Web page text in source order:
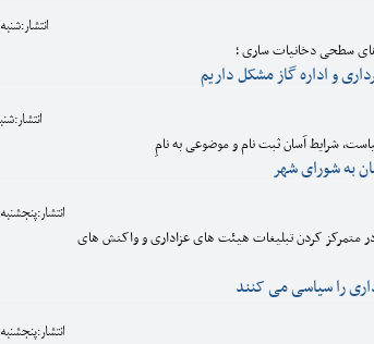
انتشار:شنبه 17 مهر 1395-
سطحی دخانیات ساری ؛
و اداره گاز مشکل داریم
انتشار:شنبه 17 مهر
شرایط آسان ثبت نام و موضوعی به نامِ
به شورای شهر
انتشار:پنجشنبه 15 مهر 1395-
در متمرکز کردن تبلیغات هیئت های عزاداری و واکنش های
را سیاسی می کنند
انتشار:پنجشنبه 15 مهر 1395-